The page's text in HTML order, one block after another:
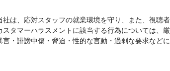
社は、応対スタッフの就業環境を守り、また、視聴
スタマーハラスメントに該当する行為については、
言・誹謗中傷・脅迫・性的な言動・過剰な要求など